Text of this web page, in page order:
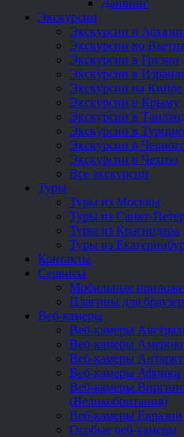
Дайвинг
Экскурсии
Экскурсии в
Экскурсии во
Экскурсии в Грузии
Экскурсии в
Экскурсии на Кипре
Экскурсии в Крыму
Экскурсии в
Экскурсии в Турцию
Экскурсии в
Экскурсии в Чехию
Все экскурсии
Туры
Туры из Москвы
Туры из Санкт-
Туры из Краснодара
Туры из
Контакты
Сервисы
Мобильные
Плагины для
Веб-камеры
Веб-камеры
Веб-камеры
Веб-камеры
Веб-камеры Африки
Веб-камеры
(Великобритания)
Веб-камеры Евразии
Особые веб-камеры